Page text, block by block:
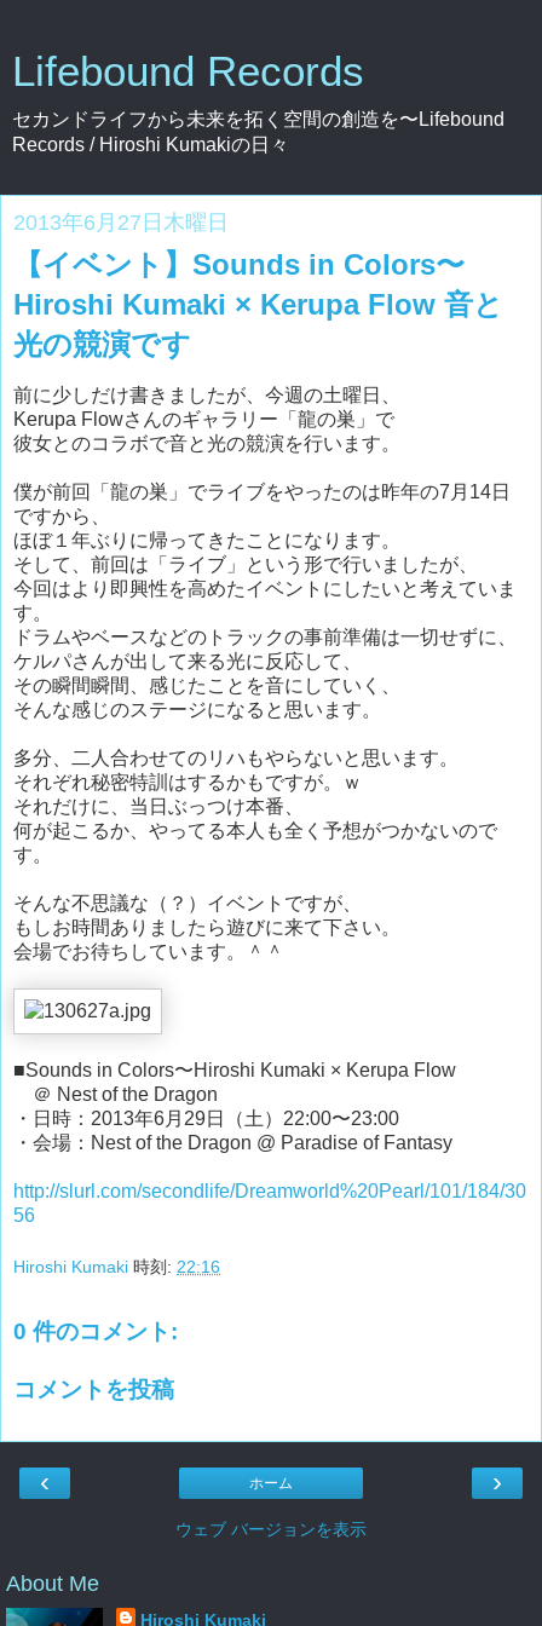
Lifebound Records
セカンドライフから未来を拓く空間の創造を〜Lifebound
Records / Hiroshi Kumakiの日々
2013年6月27日木曜日
【イベント】Sounds in Colors〜
Hiroshi Kumaki × Kerupa Flow 音と
光の競演です
前に少しだけ書きましたが、今週の土曜日、
Kerupa Flowさんのギャラリー「龍の巣」で
彼女とのコラボで音と光の競演を行います。
僕が前回「龍の巣」でライブをやったのは昨年の7月14日
ですから、
ほぼ１年ぶりに帰ってきたことになります。
そして、前回は「ライブ」という形で行いましたが、
今回はより即興性を高めたイベントにしたいと考えていま
す。
ドラムやベースなどのトラックの事前準備は一切せずに、
ケルパさんが出して来る光に反応して、
その瞬間瞬間、感じたことを音にしていく、
そんな感じのステージになると思います。
多分、二人合わせてのリハもやらないと思います。
それぞれ秘密特訓はするかもですが。ｗ
それだけに、当日ぶっつけ本番、
何が起こるか、やってる本人も全く予想がつかないので
す。
そんな不思議な（？）イベントですが、
もしお時間ありましたら遊びに来て下さい。
会場でお待ちしています。＾＾
■Sounds in Colors〜Hiroshi Kumaki × Kerupa Flow
＠ Nest of the Dragon
・日時：2013年6月29日（土）22:00〜23:00
・会場：Nest of the Dragon @ Paradise of Fantasy
http://slurl.com/secondlife/Dreamworld%20Pearl/101/184/30
56
Hiroshi Kumaki 時刻: 22:16
0 件のコメント:
コメントを投稿
‹ ›
ホーム
ウェブ バージョンを表示
About Me
Hiroshi Kumaki